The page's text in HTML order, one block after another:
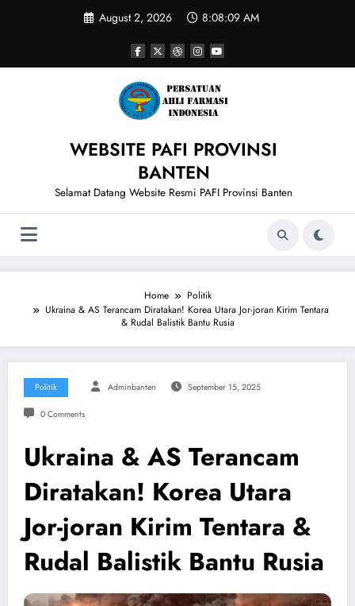
August 2, 2026 8:08:09 AM
WEBSITE PAFI PROVINSI
BANTEN
Selamat Datang Website Resmi PAFI Provinsi Banten
Home
Politik
Ukraina & AS Terancam Diratakan! Korea Utara Jor-joran Kirim Tentara
& Rudal Balistik Bantu Rusia
Politik Adminbanten September 15, 2025
0 Comments
Ukraina & AS Terancam
Diratakan! Korea Utara
Jor-joran Kirim Tentara &
Rudal Balistik Bantu Rusia